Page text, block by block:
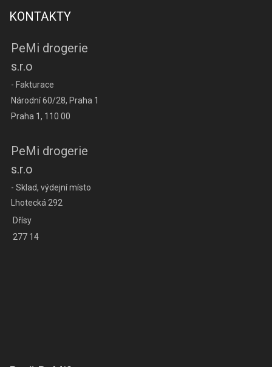
KONTAKTY
PeMi drogerie
s.r.o
- Fakturace
Národní 60/28, Praha 1
Praha 1, 110 00
PeMi drogerie
s.r.o
- Sklad, výdejní místo
Lhotecká 292
Dřísy
277 14